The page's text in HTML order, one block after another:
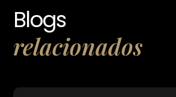
Blogs
relacionados